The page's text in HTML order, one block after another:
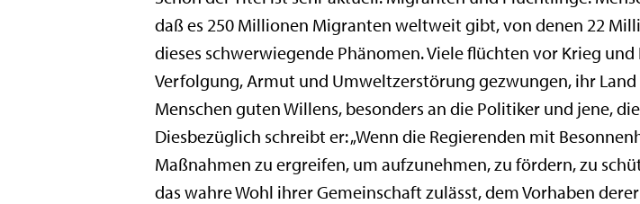
daß es 250 Millionen Migranten weltweit gibt, von denen 22
dieses schwerwiegende Phänomen. Viele flüchten vor Krieg
Verfolgung, Armut und Umweltzerstörung gezwungen, ihr Land
Menschen guten Willens, besonders an die Politiker und jene,
Diesbezüglich schreibt er: „Wenn die Regierenden mit
Maßnahmen zu ergreifen, um aufzunehmen, zu fördern, zu
das wahre Wohl ihrer Gemeinschaft zulässt, dem Vorhaben